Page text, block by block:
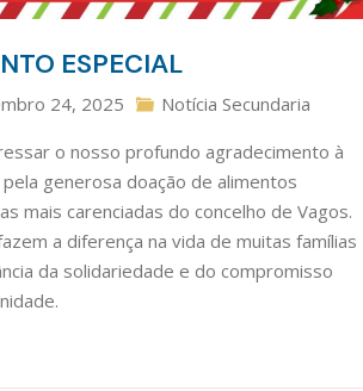
ESPECIAL
24, 2025
Notícia Secundaria
o nosso profundo agradecimento à
generosa doação de alimentos
mais carenciadas do concelho de Vagos.
a diferença na vida de muitas famílias
da solidariedade e do compromisso